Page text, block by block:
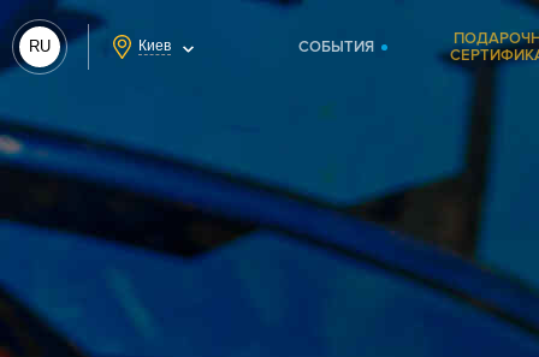
RU Киев СОБЫТИЯ